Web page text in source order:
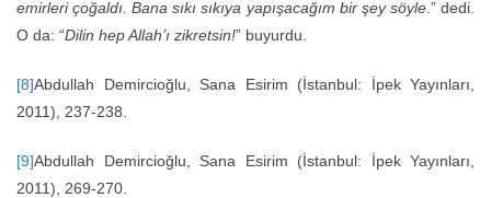
emirleri çoğaldı. Bana sıkı sıkıya yapışacağım bir şey söyle.” dedi.
O da: “Dilin hep Allah’ı zikretsin!” buyurdu.
[8]Abdullah Demircioğlu, Sana Esirim (İstanbul: İpek Yayınları,
2011), 237-238.
[9]Abdullah Demircioğlu, Sana Esirim (İstanbul: İpek Yayınları,
2011), 269-270.